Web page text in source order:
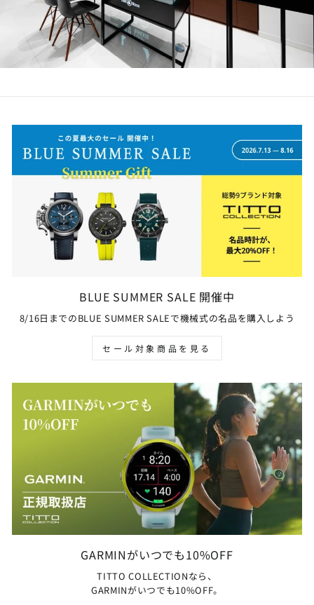
BLUE SUMMER SALE 開催中
8/16日までのBLUE SUMMER SALEで機械式の名品を購入しよう
セール対象商品を見る
GARMINがいつでも10%OFF
TITTO COLLECTIONなら、
GARMINがいつでも10%OFF。